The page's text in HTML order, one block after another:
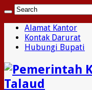
Alamat Kantor
Kontak Darurat
Hubungi Bupati